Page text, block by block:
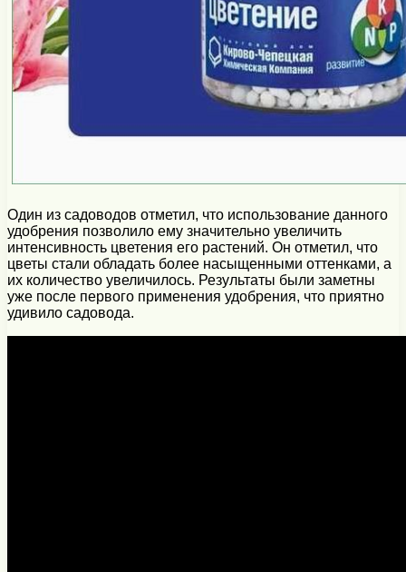
Один из садоводов отметил, что использование данного
удобрения позволило ему значительно увеличить
интенсивность цветения его растений. Он отметил, что
цветы стали обладать более насыщенными оттенками, а
их количество увеличилось. Результаты были заметны
уже после первого применения удобрения, что приятно
удивило садовода.